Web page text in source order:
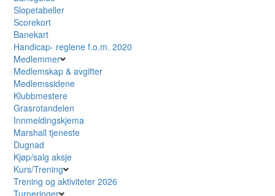
Slopetabeller
Scorekort
Banekart
Handicap- reglene f.o.m. 2020
Medlemmer
Medlemskap & avgifter
Medlemssidene
Klubbmestere
Grasrotandelen
Innmeldingskjema
Marshall tjeneste
Dugnad
Kjøp/salg aksje
Kurs/Trening
Trening og aktiviteter 2026
Turneringer